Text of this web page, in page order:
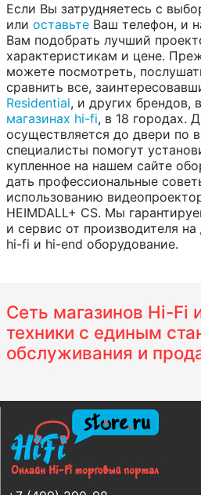
Если Вы затрудняетесь с
или оставьте Ваш телефон, и
Вам подобрать лучший
характеристикам и цене.
можете посмотреть,
сравнить все,
Residential, и других брендов,
магазинах hi-fi, в 18 городах.
осуществляется до двери по
специалисты помогут
купленное на нашем сайте
дать профессиональные
использованию
HEIMDALL+ CS. Мы
и сервис от производителя
hi-fi и hi-end оборудование.
Сеть магазинов Hi-Fi
техники с единым
обслуживания и